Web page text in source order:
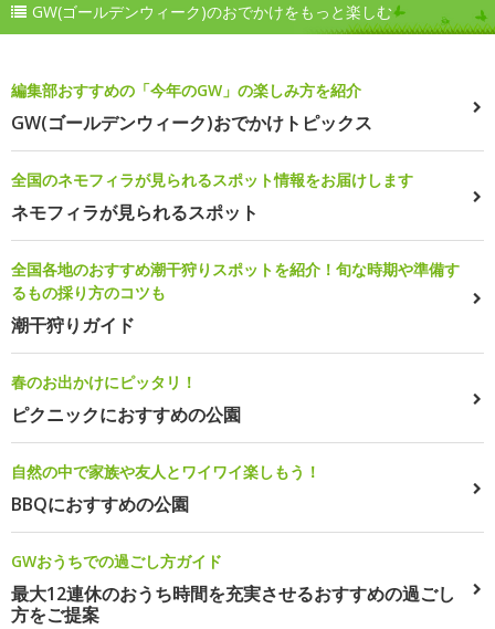
GW(ゴールデンウィーク)のおでかけをもっと楽しむ
編集部おすすめの「今年のGW」の楽しみ方を紹介
GW(ゴールデンウィーク)おでかけトピックス
全国のネモフィラが見られるスポット情報をお届けします
ネモフィラが見られるスポット
全国各地のおすすめ潮干狩りスポットを紹介！旬な時期や準備す
るもの採り方のコツも
潮干狩りガイド
春のお出かけにピッタリ！
ピクニックにおすすめの公園
自然の中で家族や友人とワイワイ楽しもう！
BBQにおすすめの公園
GWおうちでの過ごし方ガイド
最大12連休のおうち時間を充実させるおすすめの過ごし
方をご提案